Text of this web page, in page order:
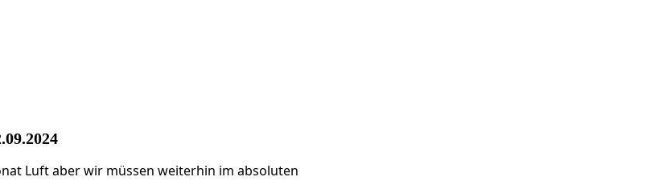
Luft aber wir müssen weiterhin im absoluten